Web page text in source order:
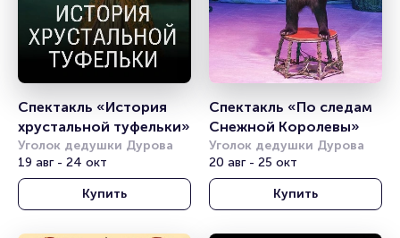
Спектакль «История
хрустальной туфельки»
Уголок дедушки Дурова
19 авг - 24 окт
Купить
Спектакль «По следам
Снежной Королевы»
Уголок дедушки Дурова
20 авг - 25 окт
Купить